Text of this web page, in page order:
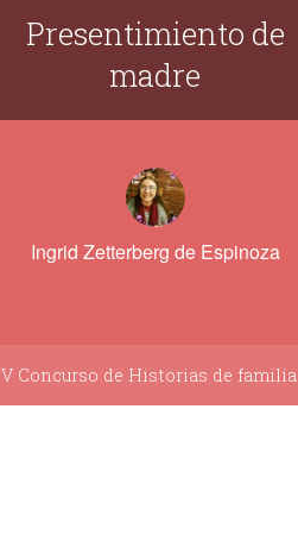
Presentimiento de
madre
Ingrid Zetterberg de Espinoza
V Concurso de Historias de familia